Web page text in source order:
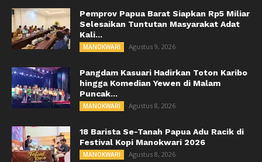
Pemprov Papua Barat Siapkan Rp5 Miliar
Selesaikan Tuntutan Masyarakat Adat
Kali...
MANOKWARI Agustus 9, 2026
Pangdam Kasuari Hadirkan Toton Karibo
hingga Komedian Yewen di Malam
Puncak...
MANOKWARI Agustus 8, 2026
18 Barista Se-Tanah Papua Adu Racik di
Festival Kopi Manokwari 2026
MANOKWARI Agustus 8, 2026